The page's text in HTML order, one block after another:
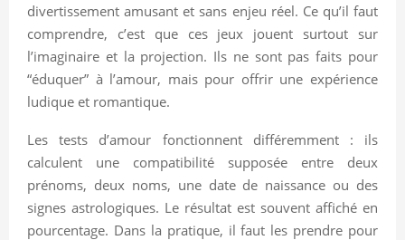
divertissement amusant et sans enjeu réel. Ce qu’il faut
comprendre, c’est que ces jeux jouent surtout sur
l’imaginaire et la projection. Ils ne sont pas faits pour
“éduquer” à l’amour, mais pour offrir une expérience
ludique et romantique.
Les tests d’amour fonctionnent différemment : ils
calculent une compatibilité supposée entre deux
prénoms, deux noms, une date de naissance ou des
signes astrologiques. Le résultat est souvent affiché en
pourcentage. Dans la pratique, il faut les prendre pour